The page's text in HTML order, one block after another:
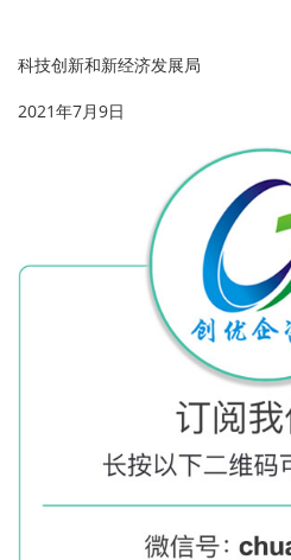
科技创新和新经济发展局
2021年7月9日